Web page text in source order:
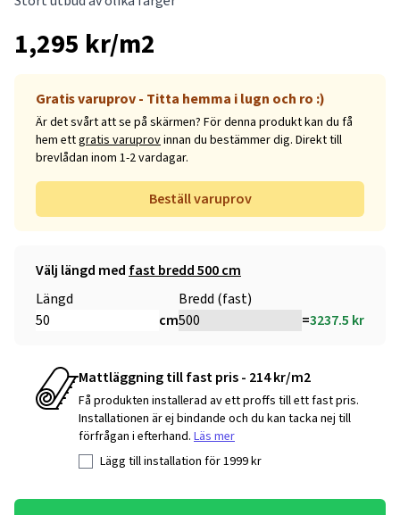
1,295 kr/m2
Gratis varuprov - Titta hemma i lugn och ro :)
Är det svårt att se på skärmen? För denna produkt kan du få
hem ettgratis varuprovinnan du bestämmer dig. Direkt till
brevlådan inom 1-2 vardagar.
Beställ varuprov
Välj längd med fast bredd 500 cm
Längd
cm
Bredd (fast)
=3237.5 kr
Mattläggning till fast pris - 214 kr/m2
Få produkten installerad av ett proffs till ett fast pris.
Installationen är ej bindande och du kan tacka nej till
förfrågan i efterhand. Läs mer
Lägg till installation för1999kr